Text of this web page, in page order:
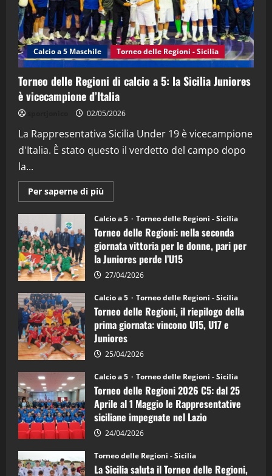
4
"SportEmpire" in Podcast Sport News
“SportEmpire” in Podcast: 27^ Puntata
(Martedi 14 Aprile 2026)
15/04/2026
"SportEmpire" in Podcast
“SportEmpire” in Podcast: 26^ Puntata
08/04/2026
Calcio a 5 Maschile Torneo delle Regioni - Sicilia
Torneo delle Regioni di calcio a 5: la Sicilia Juniores
è vicecampione d’Italia
02/05/2026
La Rappresentativa Sicilia Under 19 è vicecampione
d'Italia. È stato questo il verdetto del campo dopo
la...
Per saperne di più
informazioni
Torneo
delle
Regioni
di
calcio
a
5:
la
Juniores
è
vicecampione
d’Italia
Calcio a 5 Torneo delle Regioni - Sicilia
Torneo delle Regioni: nella seconda
giornata vittoria per le donne, pari per
la Juniores perde l’U15
27/04/2026
Calcio a 5 Torneo delle Regioni - Sicilia
Torneo delle Regioni, il riepilogo della
prima giornata: vincono U15, U17 e
Juniores
25/04/2026
Calcio a 5 Torneo delle Regioni - Sicilia
Torneo delle Regioni 2026 C5: dal 25
Aprile al 1 Maggio le Rappresentative
siciliane impegnate nel Lazio
24/04/2026
Torneo delle Regioni - Sicilia
La Sicilia saluta il Torneo delle Regioni,